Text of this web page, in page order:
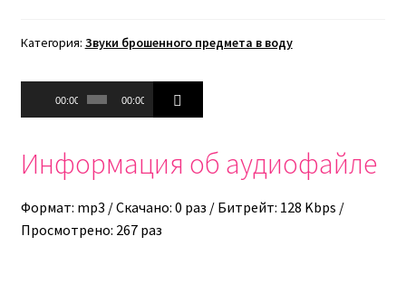
Категория: Звуки брошенного предмета в воду
Аудиоплеер
00:00 00:00
Информация об аудиофайле
Формат: mp3 / Скачано: 0 раз / Битрейт: 128 Kbps /
Просмотрено: 267 раз